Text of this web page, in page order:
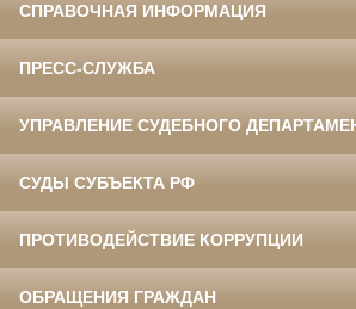
СПРАВОЧНАЯ ИНФОРМАЦИЯ
ПРЕСС-СЛУЖБА
УПРАВЛЕНИЕ СУДЕБНОГО
СУДЫ СУБЪЕКТА РФ
ПРОТИВОДЕЙСТВИЕ КОРРУПЦИИ
ОБРАЩЕНИЯ ГРАЖДАН